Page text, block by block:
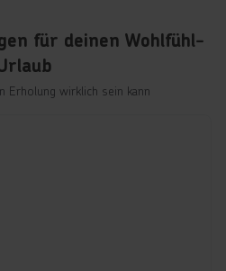
für deinen Wohlfühl-
Erholung wirklich sein kann